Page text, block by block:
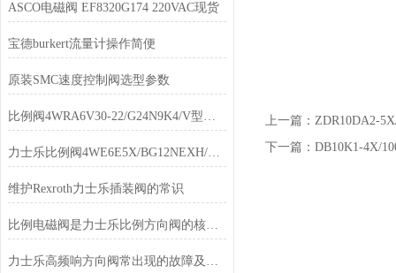
ASCO电磁阀 EF8320G174 220VAC现货
宝德burkert流量计操作简便
原装SMC速度控制阀选型参数
比例阀4WRA6V30-22/G24N9K4/V型号分析
力士乐比例阀4WE6E5X/BG12NEXH/V现货
维护Rexroth力士乐插装阀的常识
比例电磁阀是力士乐比例方向阀的核心部件之一
力士乐高频响方向阀常出现的故障及其解决方法
上一篇： ZDR10DA2-
下一篇： DB10K1-4X/